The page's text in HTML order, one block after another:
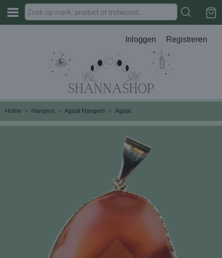
Inloggen Registreren
Home › Hangers › Agaat Hangers › Agaat